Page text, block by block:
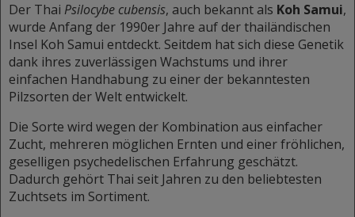
Der Thai Psilocybe cubensis, auch bekannt als Koh Samui,
wurde Anfang der 1990er Jahre auf der thailändischen
Insel Koh Samui entdeckt. Seitdem hat sich diese Genetik
dank ihres zuverlässigen Wachstums und ihrer
einfachen Handhabung zu einer der bekanntesten
Pilzsorten der Welt entwickelt.
Die Sorte wird wegen der Kombination aus einfacher
Zucht, mehreren möglichen Ernten und einer fröhlichen,
geselligen psychedelischen Erfahrung geschätzt.
Dadurch gehört Thai seit Jahren zu den beliebtesten
Zuchtsets im Sortiment.